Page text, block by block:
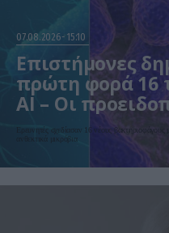
07.08.2026 15:10
Επιστήμονες
πρώτη φορά 16
AI – Οι
βιοασφάλεια
Ερευνητές σχεδίασαν 16 νέους
ανθεκτικά μικρόβια